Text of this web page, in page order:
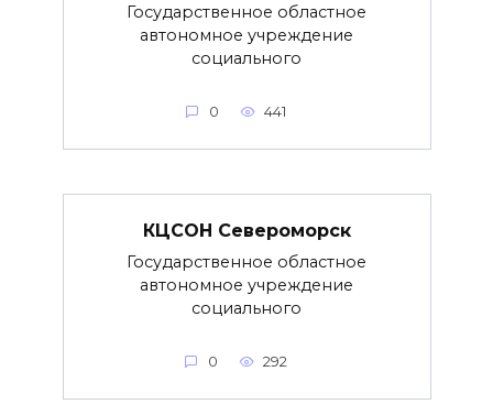
Государственное областное
автономное учреждение
социального
0 441
КЦСОН Североморск
Государственное областное
автономное учреждение
социального
0 292